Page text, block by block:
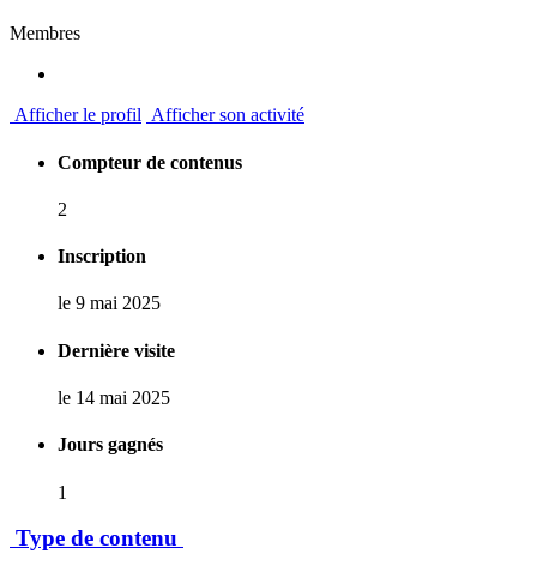
Membres
Afficher le profil Afficher son activité
Compteur de contenus
2
Inscription
le 9 mai 2025
Dernière visite
le 14 mai 2025
Jours gagnés
1
Type de contenu